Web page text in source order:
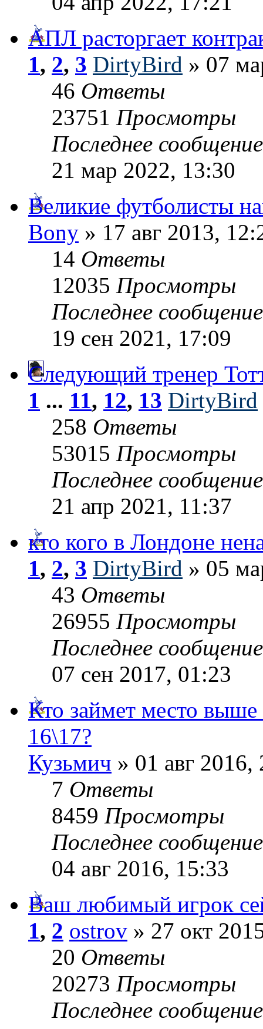
АПЛ расторгает
1, 2, 3 DirtyBird » 07
46 Ответы
23751 Просмотры
Последнее
21 мар 2022, 13:30
Великие футболисты
Bony » 17 авг 2013,
14 Ответы
12035 Просмотры
Последнее
19 сен 2021, 17:09
Следующий тренер
1 ... 11, 12, 13 DirtyBird
258 Ответы
53015 Просмотры
Последнее
21 апр 2021, 11:37
кто кого в Лондоне
1, 2, 3 DirtyBird » 05
43 Ответы
26955 Просмотры
Последнее
07 сен 2017, 01:23
Кто займет место
16\17?
Кузьмич » 01 авг 2016,
7 Ответы
8459 Просмотры
Последнее
04 авг 2016, 15:33
Ваш любимый игрок
1, 2 ostrov » 27 окт
20 Ответы
20273 Просмотры
Последнее